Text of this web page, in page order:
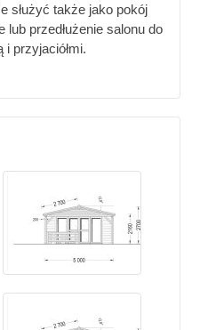
służyć także jako pokój
przedłużenie salonu do
przyjaciółmi.